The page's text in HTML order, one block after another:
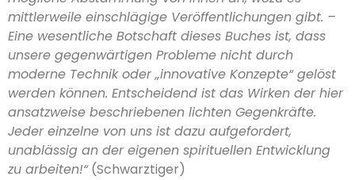
mittlerweile einschlägige Veröffentlichungen gibt. –
Eine wesentliche Botschaft dieses Buches ist, dass
unsere gegenwärtigen Probleme nicht durch
moderne Technik oder „innovative Konzepte“ gelöst
werden können. Entscheidend ist das Wirken der hier
ansatzweise beschriebenen lichten Gegenkräfte.
Jeder einzelne von uns ist dazu aufgefordert,
unablässig an der eigenen spirituellen Entwicklung
zu arbeiten!“(Schwarztiger)